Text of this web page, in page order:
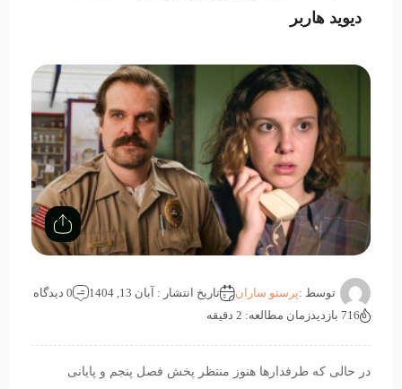
دیوید هاربر
توسط :پرستو ساران تاریخ انتشار : آبان 13, 1404
0 دیدگاه
716 بازدید
زمان مطالعه: 2 دقیقه
در حالی که طرفدارها هنوز منتظر پخش فصل پنجم و پایانی